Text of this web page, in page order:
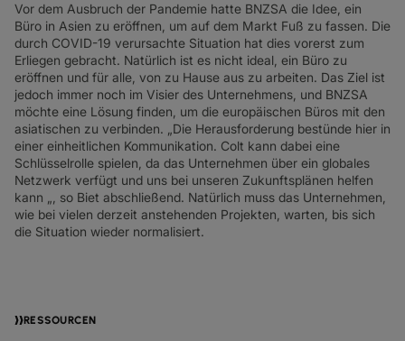
Vor dem Ausbruch der Pandemie hatte BNZSA die Idee, ein
Büro in Asien zu eröffnen, um auf dem Markt Fuß zu fassen. Die
durch COVID-19 verursachte Situation hat dies vorerst zum
Erliegen gebracht. Natürlich ist es nicht ideal, ein Büro zu
eröffnen und für alle, von zu Hause aus zu arbeiten. Das Ziel ist
jedoch immer noch im Visier des Unternehmens, und BNZSA
möchte eine Lösung finden, um die europäischen Büros mit den
asiatischen zu verbinden. „Die Herausforderung bestünde hier in
einer einheitlichen Kommunikation. Colt kann dabei eine
Schlüsselrolle spielen, da das Unternehmen über ein globales
Netzwerk verfügt und uns bei unseren Zukunftsplänen helfen
kann „, so Biet abschließend. Natürlich muss das Unternehmen,
wie bei vielen derzeit anstehenden Projekten, warten, bis sich
die Situation wieder normalisiert.
RESSOURCEN